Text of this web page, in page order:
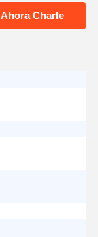
Ahora Charle